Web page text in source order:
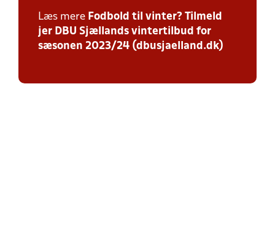
Læs mere Fodbold til vinter? Tilmeld
jer DBU Sjællands vintertilbud for
sæsonen 2023/24 (dbusjaelland.dk)